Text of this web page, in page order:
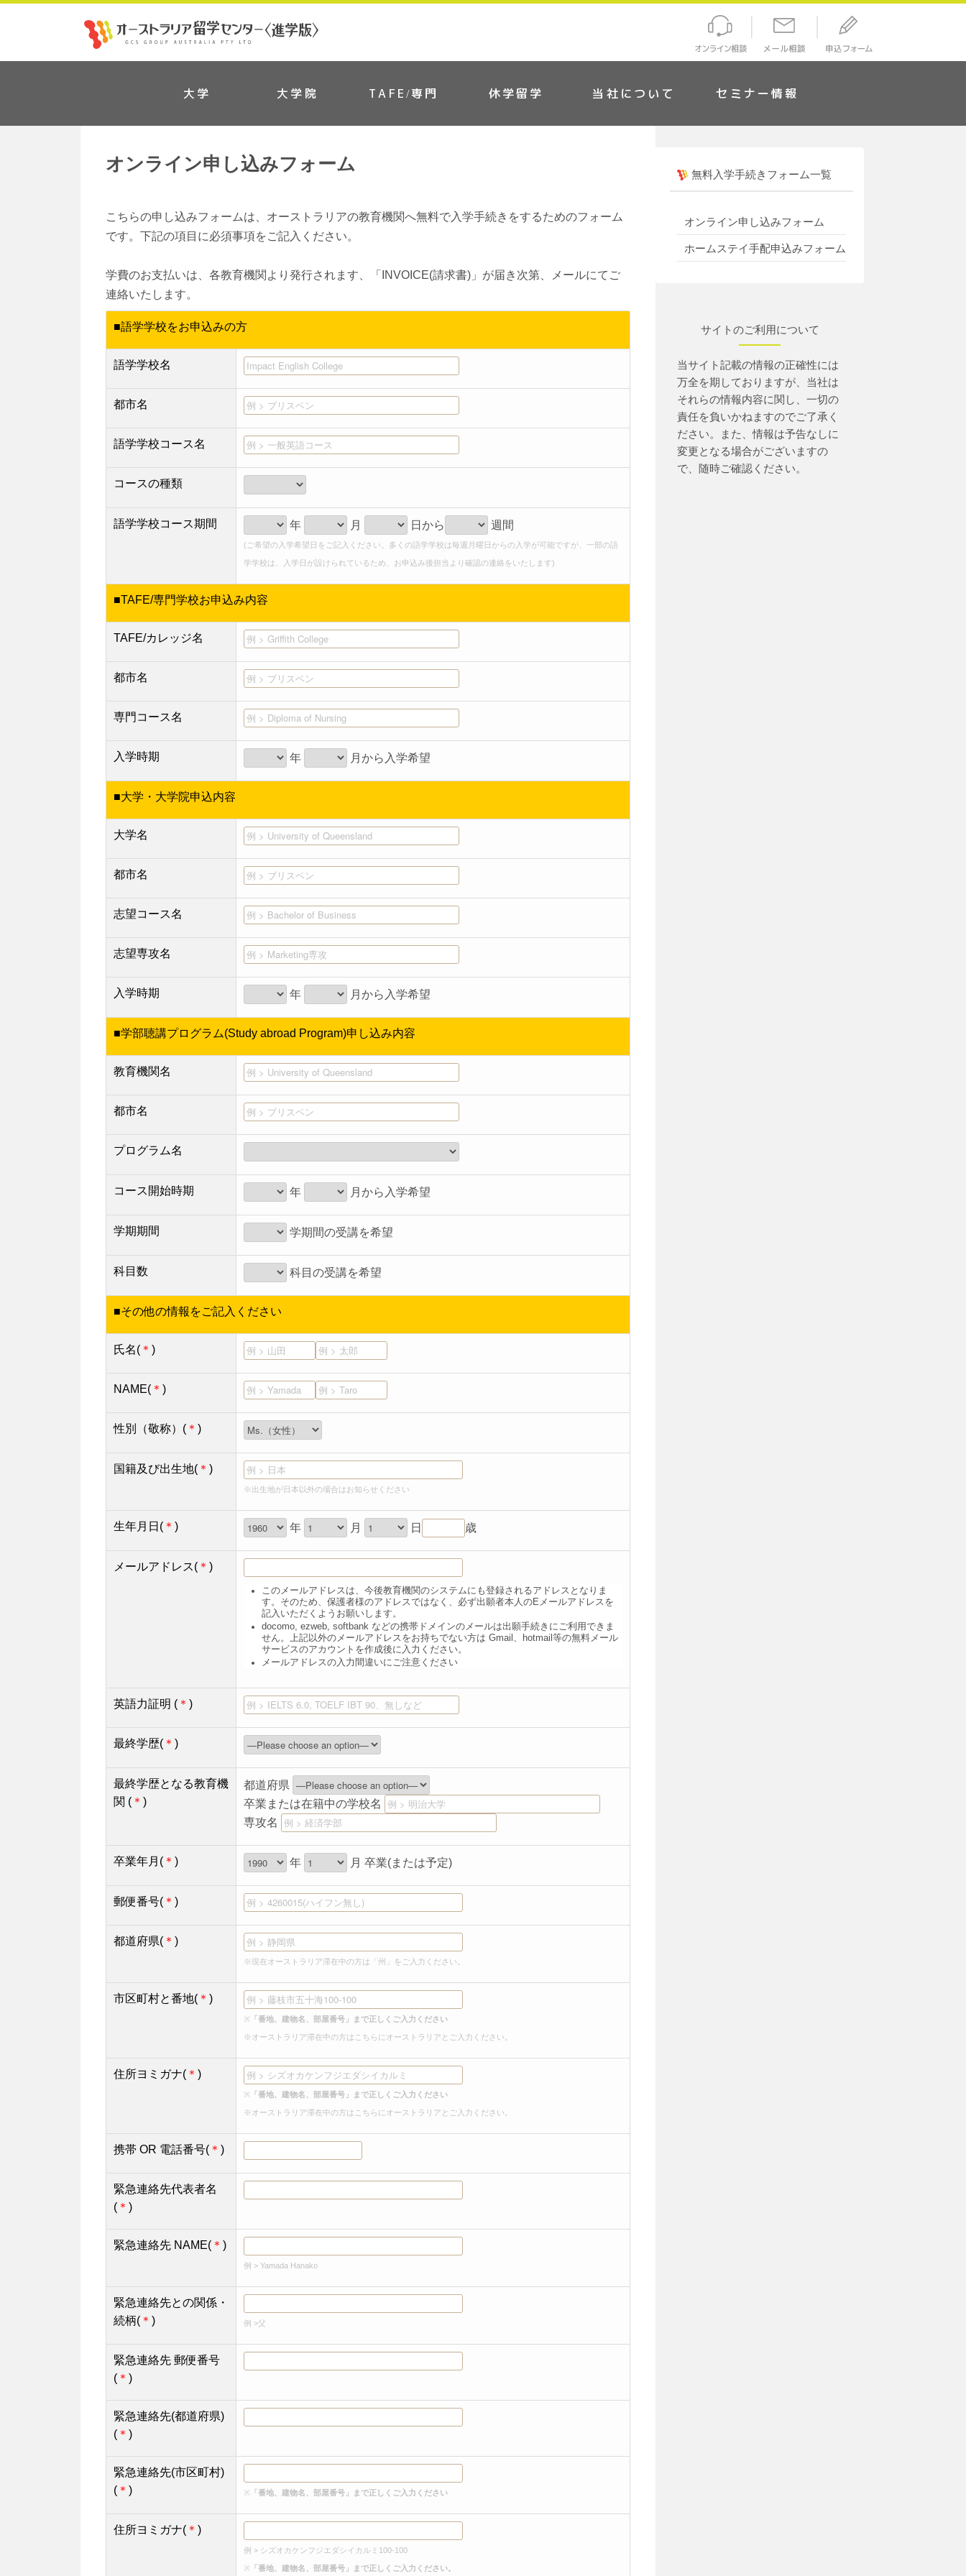
大学 大学院 TAFE/専門 休学留学 当社について セミナー情報
オンライン申し込みフォーム
こちらの申し込みフォームは、オーストラリアの教育機関へ無料で入学手続きをするためのフォーム
です。下記の項目に必須事項をご記入ください。
学費のお支払いは、各教育機関より発行されます、「INVOICE(請求書)」が届き次第、メールにてご
連絡いたします。
■語学学校をお申込みの方
語学学校名
都市名
語学学校コース名
コースの種類
語学学校コース期間 年 月 日から 週間
(ご希望の入学希望日をご記入ください。多くの語学学校は毎週月曜日からの入学が可能ですが、一部の語
学学校は、入学日が設けられているため、お申込み後担当より確認の連絡をいたします)
■TAFE/専門学校お申込み内容
TAFE/カレッジ名
都市名
専門コース名
入学時期 年 月から入学希望
■大学・大学院申込内容
大学名
都市名
志望コース名
志望専攻名
入学時期 年 月から入学希望
■学部聴講プログラム(Study abroad Program)申し込み内容
教育機関名
都市名
プログラム名
コース開始時期 年 月から入学希望
学期期間 学期間の受講を希望
科目数 科目の受講を希望
■その他の情報をご記入ください
氏名( ＊ )
NAME( ＊ )
性別（敬称）( ＊ )
国籍及び出生地( ＊ )
※出生地が日本以外の場合はお知らせください
生年月日( ＊ ) 年 月 日 歳
メールアドレス( ＊ )
このメールアドレスは、今後教育機関のシステムにも登録されるアドレスとなりま
す。そのため、保護者様のアドレスではなく、必ず出願者本人のEメールアドレスを
記入いただくようお願いします。
docomo, ezweb, softbank などの携帯ドメインのメールは出願手続きにご利用できま
せん。上記以外のメールアドレスをお持ちでない方は Gmail、hotmail等の無料メール
サービスのアカウントを作成後に入力ください。
メールアドレスの入力間違いにご注意ください
英語力証明 ( ＊ )
最終学歴( ＊ )
最終学歴となる教育機
関 ( ＊ )
都道府県
卒業または在籍中の学校名
専攻名
卒業年月( ＊ ) 年 月 卒業(または予定)
郵便番号( ＊ )
都道府県( ＊ )
※現在オーストラリア滞在中の方は「州」をご入力ください。
市区町村と番地( ＊ )
※ 「番地、建物名、部屋番号」まで正しくご入力ください
※オーストラリア滞在中の方はこちらにオーストラリアとご入力ください。
住所ヨミガナ( ＊ )
※ 「番地、建物名、部屋番号」まで正しくご入力ください
※オーストラリア滞在中の方はこちらにオーストラリアとご入力ください。
携帯 OR 電話番号( ＊ )
緊急連絡先代表者名
( ＊ )
緊急連絡先 NAME( ＊ )
例 > Yamada Hanako
緊急連絡先との関係・
続柄( ＊ ) 例 >父
緊急連絡先 郵便番号
( ＊ )
緊急連絡先(都道府県)
( ＊ )
緊急連絡先(市区町村)
( ＊ ) ※ 「番地、建物名、部屋番号」まで正しくご入力ください
住所ヨミガナ( ＊ )
例 > シズオカケンフジエダシイカルミ100-100
※ 「番地、建物名、部屋番号」まで正しくご入力ください。
無料入学手続きフォーム一覧
オンライン申し込みフォーム
ホームステイ手配申込みフォーム
サイトのご利用について
当サイト記載の情報の正確性には
万全を期しておりますが、当社は
それらの情報内容に関し、一切の
責任を負いかねますのでご了承く
ださい。また、情報は予告なしに
変更となる場合がございますの
で、随時ご確認ください。